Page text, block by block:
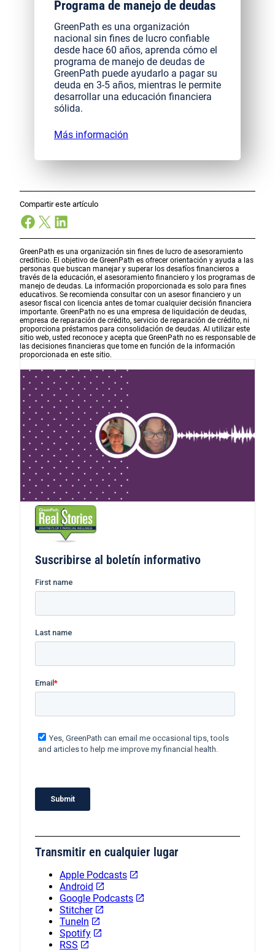
Programa de manejo de deudas
GreenPath es una organización
nacional sin fines de lucro confiable
desde hace 60 años, aprenda cómo el
programa de manejo de deudas de
GreenPath puede ayudarlo a pagar su
deuda en 3-5 años, mientras le permite
desarrollar una educación financiera
sólida.
Más información
Compartir este artículo
Facebook
X LinkedIn
GreenPath es una organización sin fines de lucro de asesoramiento
crediticio. El objetivo de GreenPath es ofrecer orientación y ayuda a las
personas que buscan manejar y superar los desafíos financieros a
través de la educación, el asesoramiento financiero y los programas de
manejo de deudas. La información proporcionada es solo para fines
educativos. Se recomienda consultar con un asesor financiero y un
asesor fiscal con licencia antes de tomar cualquier decisión financiera
importante. GreenPath no es una empresa de liquidación de deudas,
empresa de reparación de crédito, servicio de reparación de crédito, ni
proporciona préstamos para consolidación de deudas. Al utilizar este
sitio web, usted reconoce y acepta que GreenPath no es responsable de
las decisiones financieras que tome en función de la información
proporcionada en este sitio.
Suscribirse al boletín informativo
Transmitir en cualquier lugar
Apple Podcasts
Android
Google Podcasts
Stitcher
TuneIn
Spotify
RSS